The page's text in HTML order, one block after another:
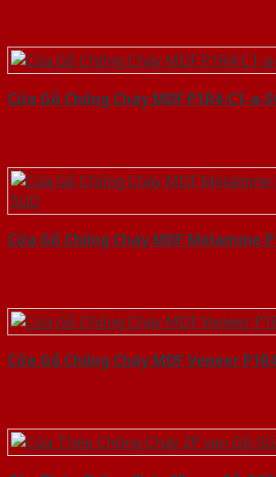
Cửa Gỗ Chống Cháy MDF P1R4-C1-a-
Cửa Gỗ Chống Cháy MDF Melamine
Cửa Gỗ Chống Cháy MDF Veneer